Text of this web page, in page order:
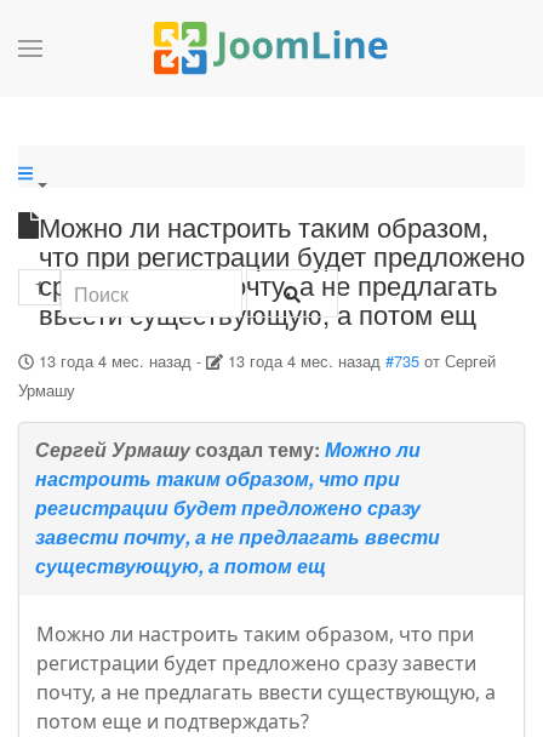
Можно ли настроить таким образом,
что при регистрации будет предложено
сразу завести почту, а не предлагать
ввести существующую, а потом ещ
1
13 года 4 мес. назад- 13 года 4 мес. назад #735 отСергей
Урмашу
Сергей Урмашусоздал тему: Можно ли
настроить таким образом, что при
регистрации будет предложено сразу
завести почту, а не предлагать ввести
существующую, а потом ещ
Можно ли настроить таким образом, что при
регистрации будет предложено сразу завести
почту, а не предлагать ввести существующую, а
потом еще и подтверждать?